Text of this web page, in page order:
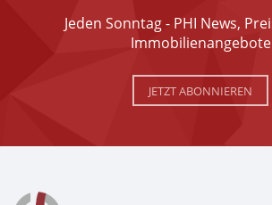
Jeden Sonntag - PHI News,
Immobilienangebote
JETZT ABONNIEREN